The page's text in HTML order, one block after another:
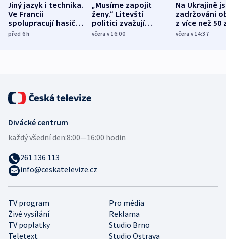
Jiný jazyk i technika.
Ve Francii
spolupracují hasiči z
různých zemí
před 6h
„Musíme zapojit
ženy.“ Litevští
politici zvažují
dohodu o
včera v 16:00
Na Ukrajině
zadržováni
z více než 50
Bojovali na
včera v 14:37
TV program
Pro média
Živé vysílání
Reklama
TV poplatky
Studio Brno
Teletext
Studio Ostrava
Divácké centrum
každý všední den:8:00—16:00 hodin
261 136 113
info@ceskatelevize.cz